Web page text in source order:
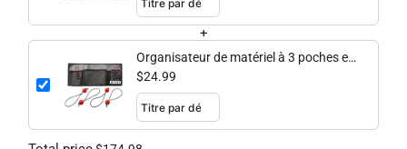
+
Organisateur de matériel à 3 poches en
maille
$24.99